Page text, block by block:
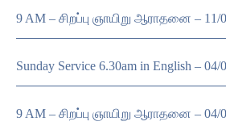
9 AM – சிறப்பு ஞாயிறு ஆராதனை – 11/
Sunday Service 6.30am in English – 04/
9 AM – சிறப்பு ஞாயிறு ஆராதனை – 04/